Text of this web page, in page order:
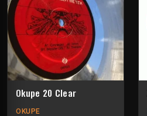
Okupe 20 Clear
OKUPE